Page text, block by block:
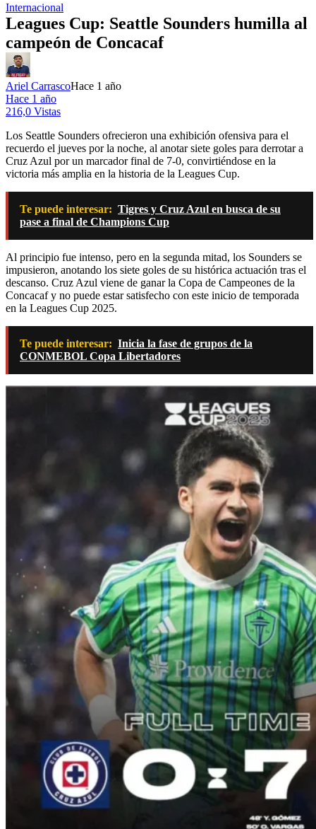
Internacional
Leagues Cup: Seattle Sounders humilla al
campeón de Concacaf
Ariel CarrascoHace 1 año
Hace 1 año
216,0 Vistas
Los Seattle Sounders ofrecieron una exhibición ofensiva para el
recuerdo el jueves por la noche, al anotar siete goles para derrotar a
Cruz Azul por un marcador final de 7-0, convirtiéndose en la
victoria más amplia en la historia de la Leagues Cup.
Te puede interesar: Tigres y Cruz Azul en busca de su
pase a final de Champions Cup
Al principio fue intenso, pero en la segunda mitad, los Sounders se
impusieron, anotando los siete goles de su histórica actuación tras el
descanso. Cruz Azul viene de ganar la Copa de Campeones de la
Concacaf y no puede estar satisfecho con este inicio de temporada
en la Leagues Cup 2025.
Te puede interesar: Inicia la fase de grupos de la
CONMEBOL Copa Libertadores